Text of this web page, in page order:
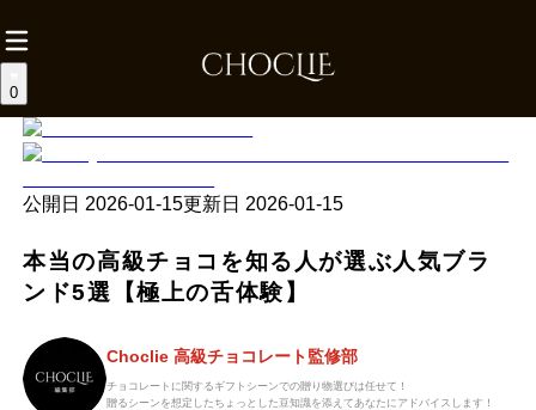
0
公開日 2026-01-15更新日 2026-01-15
本当の高級チョコを知る人が選ぶ人気ブラ
ンド5選【極上の舌体験】
Choclie 高級チョコレート監修部
チョコレートに関するギフトシーンでの贈り物選びは任せて！
贈るシーンを想定したちょっとした豆知識を添えてあなたにアドバイスします！